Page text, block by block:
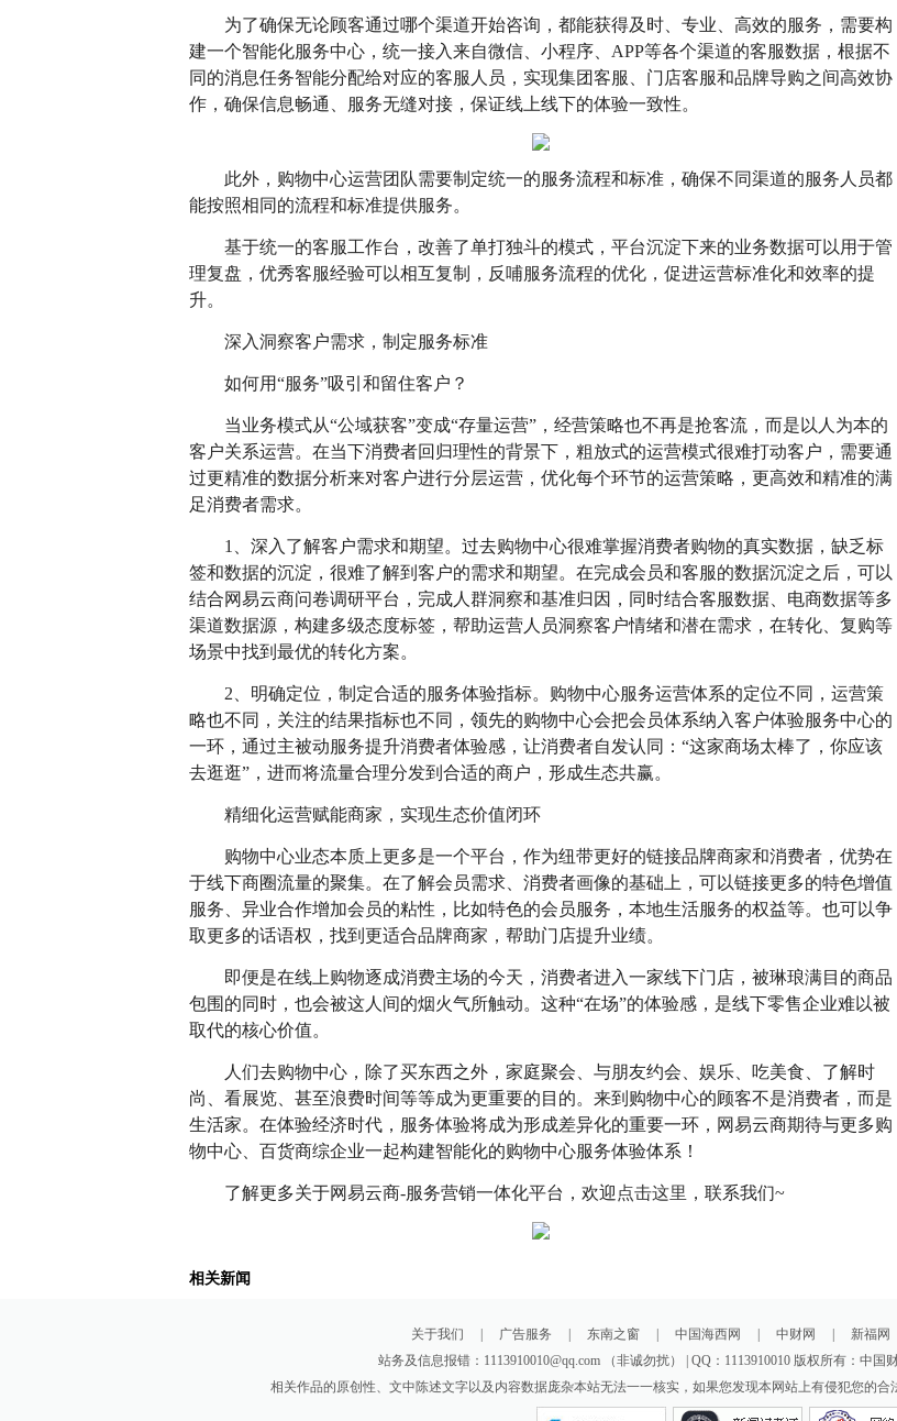
为了确保无论顾客通过哪个渠道开始咨询，都能获得及时、专业、高效的服务，需要构
建一个智能化服务中心，统一接入来自微信、小程序、APP等各个渠道的客服数据，根据不
同的消息任务智能分配给对应的客服人员，实现集团客服、门店客服和品牌导购之间高效协
作，确保信息畅通、服务无缝对接，保证线上线下的体验一致性。
此外，购物中心运营团队需要制定统一的服务流程和标准，确保不同渠道的服务人员都
能按照相同的流程和标准提供服务。
基于统一的客服工作台，改善了单打独斗的模式，平台沉淀下来的业务数据可以用于管
理复盘，优秀客服经验可以相互复制，反哺服务流程的优化，促进运营标准化和效率的提
升。
深入洞察客户需求，制定服务标准
如何用“服务”吸引和留住客户？
当业务模式从“公域获客”变成“存量运营”，经营策略也不再是抢客流，而是以人为本的
客户关系运营。在当下消费者回归理性的背景下，粗放式的运营模式很难打动客户，需要通
过更精准的数据分析来对客户进行分层运营，优化每个环节的运营策略，更高效和精准的满
足消费者需求。
1、深入了解客户需求和期望。过去购物中心很难掌握消费者购物的真实数据，缺乏标
签和数据的沉淀，很难了解到客户的需求和期望。在完成会员和客服的数据沉淀之后，可以
结合网易云商问卷调研平台，完成人群洞察和基准归因，同时结合客服数据、电商数据等多
渠道数据源，构建多级态度标签，帮助运营人员洞察客户情绪和潜在需求，在转化、复购等
场景中找到最优的转化方案。
2、明确定位，制定合适的服务体验指标。购物中心服务运营体系的定位不同，运营策
略也不同，关注的结果指标也不同，领先的购物中心会把会员体系纳入客户体验服务中心的
一环，通过主被动服务提升消费者体验感，让消费者自发认同：“这家商场太棒了，你应该
去逛逛”，进而将流量合理分发到合适的商户，形成生态共赢。
精细化运营赋能商家，实现生态价值闭环
购物中心业态本质上更多是一个平台，作为纽带更好的链接品牌商家和消费者，优势在
于线下商圈流量的聚集。在了解会员需求、消费者画像的基础上，可以链接更多的特色增值
服务、异业合作增加会员的粘性，比如特色的会员服务，本地生活服务的权益等。也可以争
取更多的话语权，找到更适合品牌商家，帮助门店提升业绩。
即便是在线上购物逐成消费主场的今天，消费者进入一家线下门店，被琳琅满目的商品
包围的同时，也会被这人间的烟火气所触动。这种“在场”的体验感，是线下零售企业难以被
取代的核心价值。
人们去购物中心，除了买东西之外，家庭聚会、与朋友约会、娱乐、吃美食、了解时
尚、看展览、甚至浪费时间等等成为更重要的目的。来到购物中心的顾客不是消费者，而是
生活家。在体验经济时代，服务体验将成为形成差异化的重要一环，网易云商期待与更多购
物中心、百货商综企业一起构建智能化的购物中心服务体验体系！
了解更多关于网易云商-服务营销一体化平台，欢迎 点击这里 ，联系我们~
相关新闻
关于我们 广告服务 东南之窗 中国海西网 中财网 新福网
站务及信息报错：1113910010@qq.com （非诚勿扰） | QQ：1113910010 版权所有：中
相关作品的原创性、文中陈述文字以及内容数据庞杂本站无法一一核实，如果您发现本网站上有侵犯您的合